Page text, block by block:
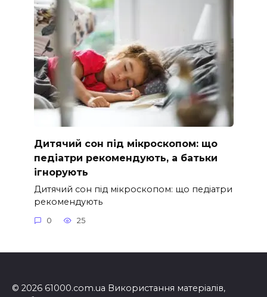
Дитячий сон під мікроскопом: що
педіатри рекомендують, а батьки
ігнорують
Дитячий сон під мікроскопом: що педіатри
рекомендують
0 25
© 2026 61000.com.ua Використання матеріалів,